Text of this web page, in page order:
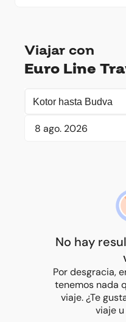
Viajar con
Euro Line
No hay
Por desgracia,
tenemos nada
viaje. ¿Te
viaje